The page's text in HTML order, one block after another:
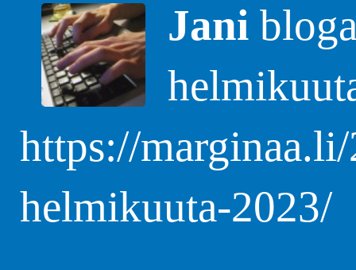
Jani
https://
helmikuuta-2023/